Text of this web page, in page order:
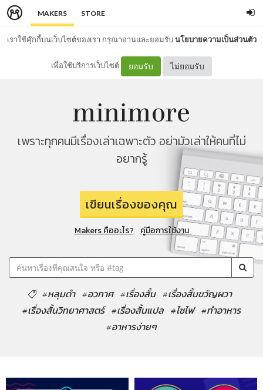
MAKERS STORE
เราใช้คุ๊กกี้บนเว็บไซต์ของเรา กรุณาอ่านและยอมรับนโยบายความเป็นส่วนตัว
เพื่อใช้บริการเว็บไซต์ ยอมรับ ไม่ยอมรับ
เพราะทุกคนมีเรื่องเล่าเฉพาะตัว อย่ามัวเล่าให้คนที่ไม่
อยากรู้
เขียนเรื่องของคุณ
Makers คืออะไร? คู่มือการใช้งาน
#หลุมดำ #อวกาศ #เรื่องสั้น #เรื่องสั้นขวัญผวา
#เรื่องสั้นวิทยาศาสตร์ #เรื่องสั้นแปล #ไซไฟ #ทำอาหาร
#อาหารง่ายๆ